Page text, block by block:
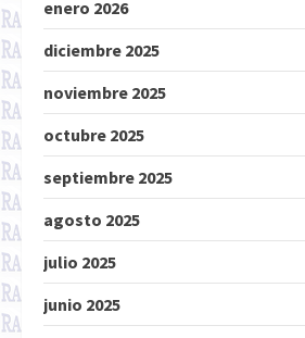
enero 2026
diciembre 2025
noviembre 2025
octubre 2025
septiembre 2025
agosto 2025
julio 2025
junio 2025